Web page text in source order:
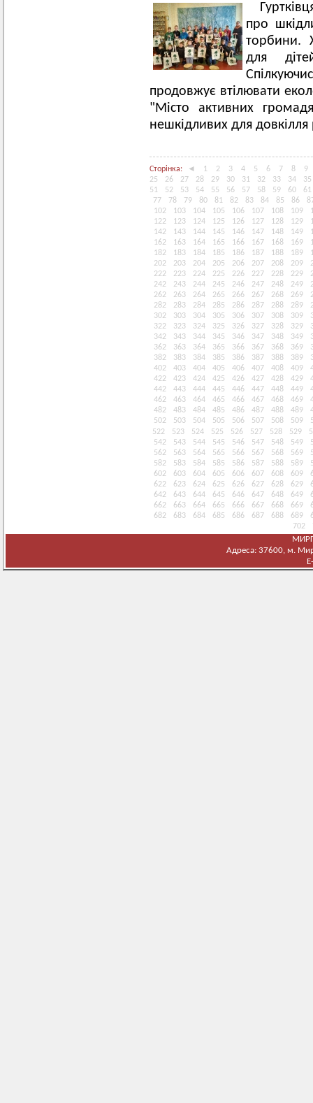
про
торбини.
для
продовжує втілювати
"Місто активних
нешкідливих для
Сторінка: ◄ 1 2 3 4 5 6 7 8
9
25
26 27 28 29 30 31 32 33 34
35
51
52 53 54 55 56 57 58 59 60
61
77
78 79 80 81 82 83 84 85 86
102
103 104 105 106 107 108 109
122
123 124 125 126 127 128 129
142
143 144 145 146 147 148 149
162
163 164 165 166 167 168 169
182
183 184 185 186 187 188 189
202
203 204 205 206 207 208 209
222
223 224 225 226 227 228 229
242
243 244 245 246 247 248 249
262
263 264 265 266 267 268 269
282
283 284 285 286 287 288 289
302
303 304 305 306 307 308 309
322
323 324 325 326 327 328 329
342
343 344 345 346 347 348 349
362
363 364 365 366 367 368 369
382
383 384 385 386 387 388 389
402
403 404 405 406 407 408 409
422
423 424 425 426 427 428 429
442
443 444 445 446 447 448 449
462
463 464 465 466 467 468 469
482
483 484 485 486 487 488 489
502
503 504 505 506 507 508 509
522
523 524 525 526 527 528 529
542
543 544 545 546 547 548 549
562
563 564 565 566 567 568 569
582
583 584 585 586 587 588 589
602
603 604 605 606 607 608 609
622
623 624 625 626 627 628 629
642
643 644 645 646 647 648 649
662
663 664 665 666 667 668 669
682
683 684 685 686 687 688 689
702
Адреса: 37600, м.